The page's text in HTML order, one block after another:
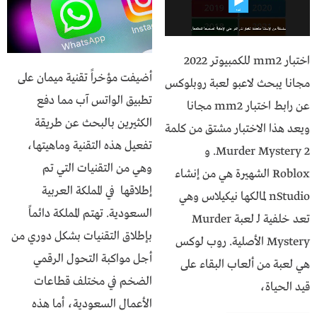
اختبار mm2 للكمبيوتر 2022
مجانا يبحث لاعبو لعبة روبلوكس
عن رابط اختبار mm2 مجانا
ويعد هذا الاختبار مشتق من كلمة
Murder Mystery 2. و
Roblox الشهيرة هي من إنشاء
nStudio لمالكها نيكيلاس وهي
تعد خلفية لـ لعبة Murder
Mystery الأصلية. روب لوكس
هي لعبة من ألعاب البقاء على
قيد الحياة،
أضيفت مؤخراً تقنية ميمان على
تطبيق الواتس آب مما دفع
الكثيرين بالبحث عن طريقة
تفعيل هذه التقنية وماهيتها،
وهي من التقنيات التي تم
إطلاقها في المملكة العربية
السعودية. تهتم المملكة دائماً
بإطلاق التقنيات بشكل دوري من
أجل مواكبة التحول الرقمي
الضخم في مختلف قطاعات
الأعمال السعودية، أما هذه